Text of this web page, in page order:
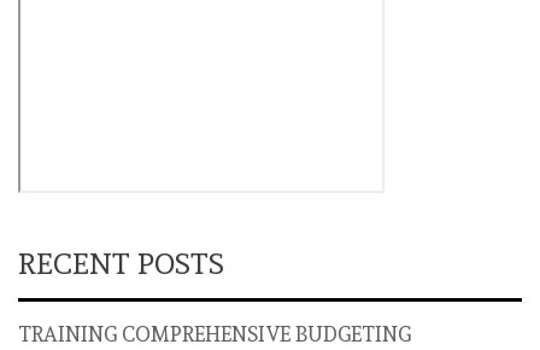
RECENT POSTS
TRAINING COMPREHENSIVE BUDGETING